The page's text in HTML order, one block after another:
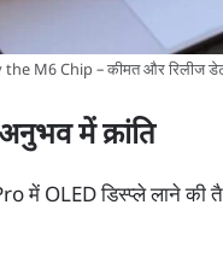
M6 Chip – कीमत और रिलीज
में क्रांति
OLED डिस्प्ले लाने की